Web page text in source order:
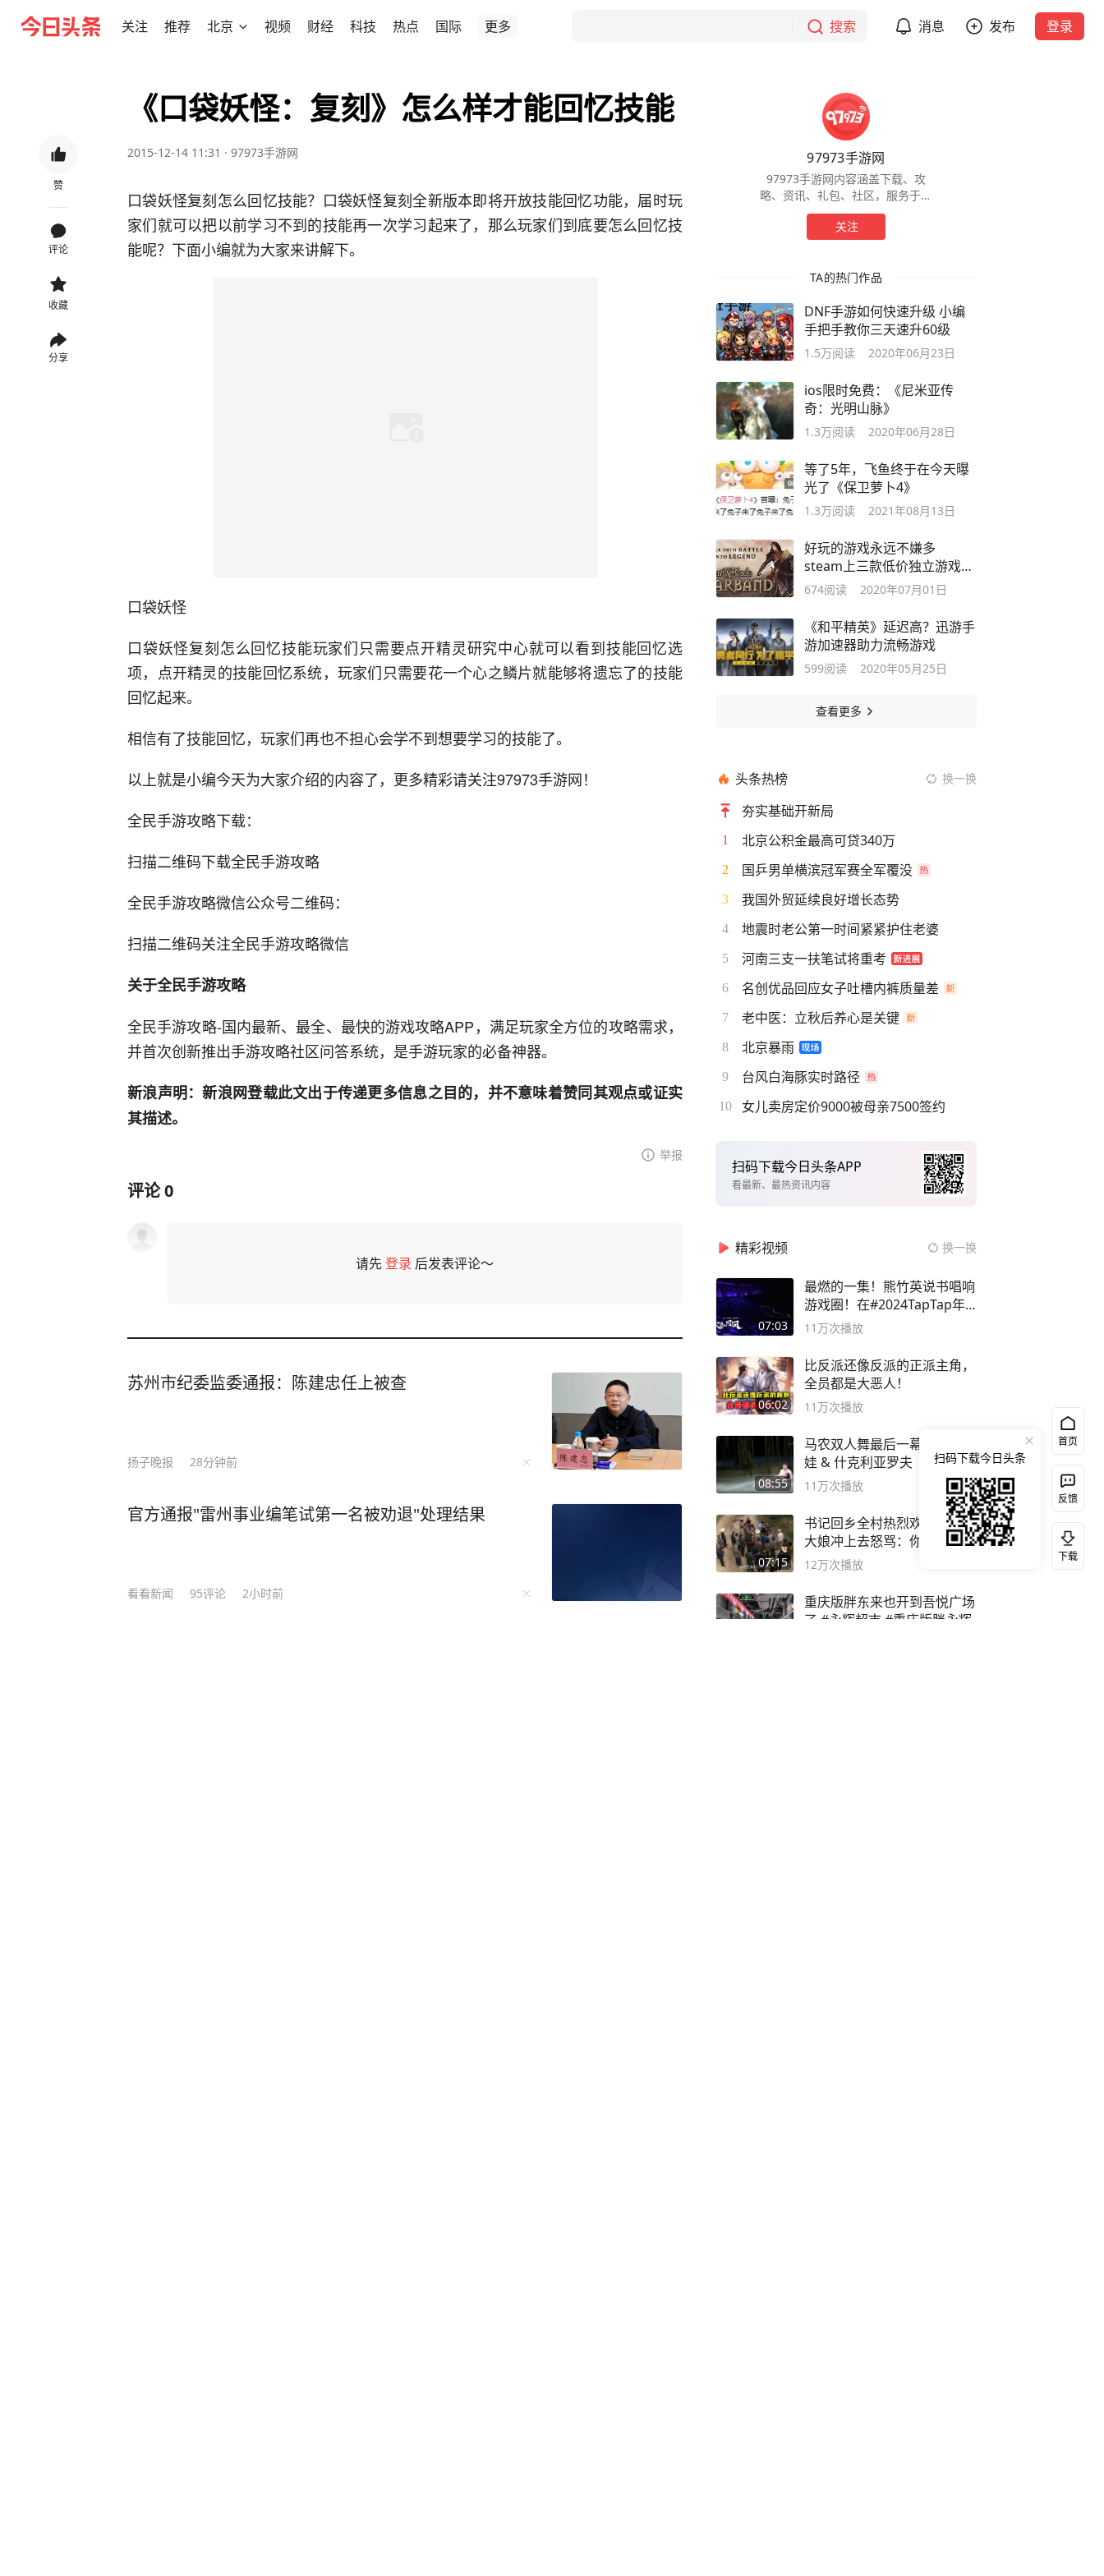
关注 推荐 北京 视频 财经 科技 热点 国际 更多 搜索 消息 发布 登录
赞
评论
收藏
分享
《口袋妖怪：复刻》怎么样才能回忆技能
2015-12-14 11:31 · 97973手游网
口袋妖怪复刻怎么回忆技能？口袋妖怪复刻全新版本即将开放技能回忆功能，届时玩
家们就可以把以前学习不到的技能再一次学习起来了，那么玩家们到底要怎么回忆技
能呢？下面小编就为大家来讲解下。
口袋妖怪
口袋妖怪复刻怎么回忆技能玩家们只需要点开精灵研究中心就可以看到技能回忆选
项，点开精灵的技能回忆系统，玩家们只需要花一个心之鳞片就能够将遗忘了的技能
回忆起来。
相信有了技能回忆，玩家们再也不担心会学不到想要学习的技能了。
以上就是小编今天为大家介绍的内容了，更多精彩请关注97973手游网！
全民手游攻略下载：
扫描二维码下载全民手游攻略
全民手游攻略微信公众号二维码：
扫描二维码关注全民手游攻略微信
关于全民手游攻略
全民手游攻略-国内最新、最全、最快的游戏攻略APP，满足玩家全方位的攻略需求，
并首次创新推出手游攻略社区问答系统，是手游玩家的必备神器。
新浪声明：新浪网登载此文出于传递更多信息之目的，并不意味着赞同其观点或证实
其描述。
举报
评论0
请先登录 后发表评论～
苏州市纪委监委通报：陈建忠任上被查
扬子晚报 28分钟前
官方通报"雷州事业编笔试第一名被劝退"处理结果
看看新闻 95评论 2小时前
97973手游网
97973手游网内容涵盖下载、攻
略、资讯、礼包、社区，服务于全
球手游玩家，为玩家提供一站式服
务。
关注
TA的热门作品
DNF手游如何快速升级 小编
手把手教你三天速升60级
1.5万阅读 2020年06月23日
ios限时免费：《尼米亚传
奇：光明山脉》
1.3万阅读 2020年06月28日
等了5年，飞鱼终于在今天曝
光了《保卫萝卜4》
1.3万阅读 2021年08月13日
好玩的游戏永远不嫌多
steam上三款低价独立游戏推
荐
674阅读 2020年07月01日
《和平精英》延迟高？迅游手
游加速器助力流畅游戏
599阅读 2020年05月25日
查看更多
头条热榜 换一换
夯实基础开新局
1 北京公积金最高可贷340万
2 国乒男单横滨冠军赛全军覆没
3 我国外贸延续良好增长态势
4 地震时老公第一时间紧紧护住老婆
5 河南三支一扶笔试将重考
6 名创优品回应女子吐槽内裤质量差
7 老中医：立秋后养心是关键
8 北京暴雨
9 台风白海豚实时路径
10 女儿卖房定价9000被母亲7500签约
扫码下载今日头条APP
看最新、最热资讯内容
精彩视频 换一换
07:03
最燃的一集！熊竹英说书唱响
游戏圈！在#2024TapTap年
度游戏大赏
11万次播放
06:02
比反派还像反派的正派主角，
全员都是大恶人！
11万次播放
08:55
马农双人舞最后一幕-奥西波
娃 & 什克利亚罗夫
11万次播放
07:15
书记回乡全村热烈欢迎！谁知
大娘冲上去怒骂：你害死我儿
子
12万次播放
重庆版胖东来也开到吾悦广场
了 #永辉超市 #重庆版胖永辉
首页
反馈
下载
扫码下载今日头条